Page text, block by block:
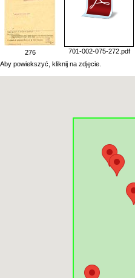
276
701-002-075-272.pdf
Aby powiekszyć, kliknij na zdjęcie.